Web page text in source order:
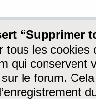
“Supprimer
tous les cookies
qui conservent
le forum.